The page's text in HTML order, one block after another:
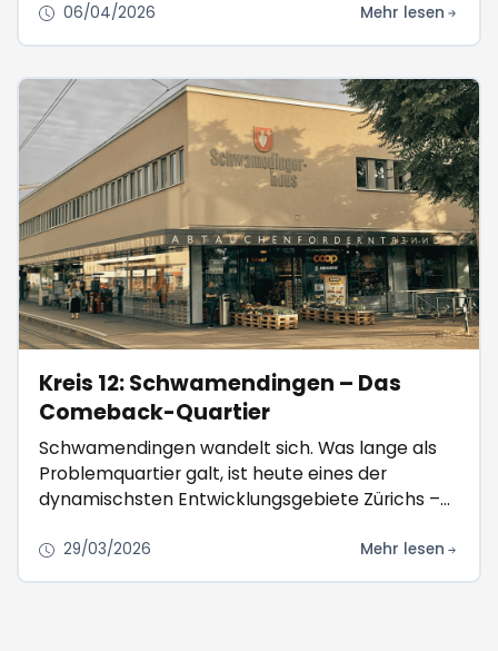
06/04/2026 Mehr lesen
Kreis 12: Schwamendingen – Das
Comeback-Quartier
Schwamendingen wandelt sich. Was lange als
Problemquartier galt, ist heute eines der
dynamischsten Entwicklungsgebiete Zürichs –
29/03/2026 Mehr lesen